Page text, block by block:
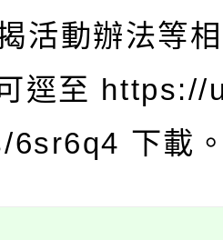
動辦法等相
逕至 https://
6sr6q4 下載